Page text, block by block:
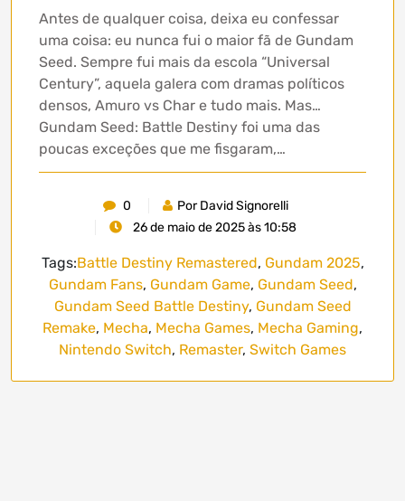
Antes de qualquer coisa, deixa eu confessar
uma coisa: eu nunca fui o maior fã de Gundam
Seed. Sempre fui mais da escola “Universal
Century”, aquela galera com dramas políticos
densos, Amuro vs Char e tudo mais. Mas…
Gundam Seed: Battle Destiny foi uma das
poucas exceções que me fisgaram,…
0
Por David Signorelli
26 de maio de 2025 às 10:58
Tags:Battle Destiny Remastered, Gundam 2025,
Gundam Fans, Gundam Game, Gundam Seed,
Gundam Seed Battle Destiny, Gundam Seed
Remake, Mecha, Mecha Games, Mecha Gaming,
Nintendo Switch, Remaster, Switch Games